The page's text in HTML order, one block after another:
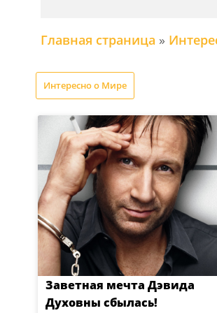
Главная страница »
Интересно о Мире
Заветная мечта Дэвида
Духовны сбылась!